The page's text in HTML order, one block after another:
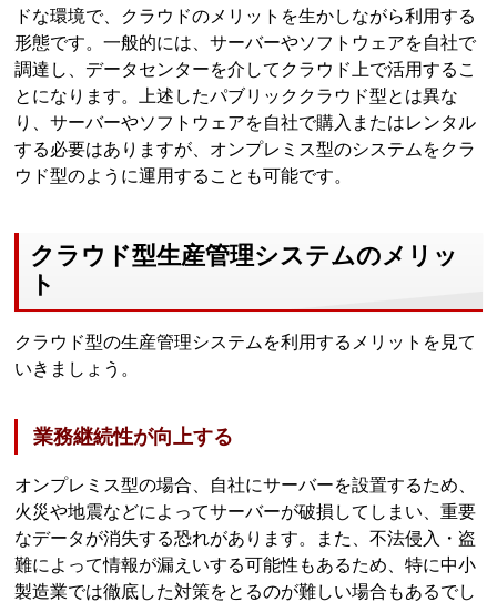
ドな環境で、クラウドのメリットを生かしながら利用する
形態です。一般的には、サーバーやソフトウェアを自社で
調達し、データセンターを介してクラウド上で活用するこ
とになります。上述したパブリッククラウド型とは異な
り、サーバーやソフトウェアを自社で購入またはレンタル
する必要はありますが、オンプレミス型のシステムをクラ
ウド型のように運用することも可能です。
クラウド型生産管理システムのメリッ
ト
クラウド型の生産管理システムを利用するメリットを見て
いきましょう。
業務継続性が向上する
オンプレミス型の場合、自社にサーバーを設置するため、
火災や地震などによってサーバーが破損してしまい、重要
なデータが消失する恐れがあります。また、不法侵入・盗
難によって情報が漏えいする可能性もあるため、特に中小
製造業では徹底した対策をとるのが難しい場合もあるでし